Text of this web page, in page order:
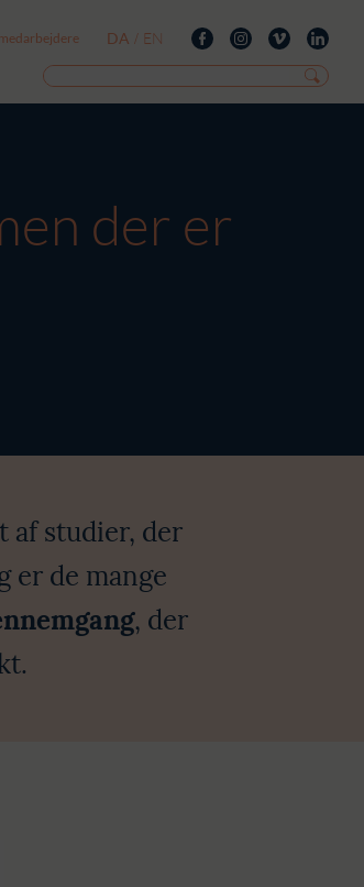
DA / EN
der er
af studier, der
er de mange
, der